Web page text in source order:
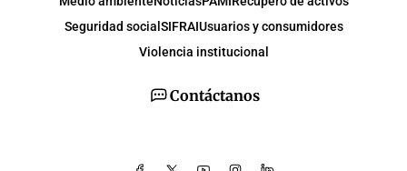
Contáctanos
Seguridad social SIFRAIUsuarios y consumidores
Violencia institucional